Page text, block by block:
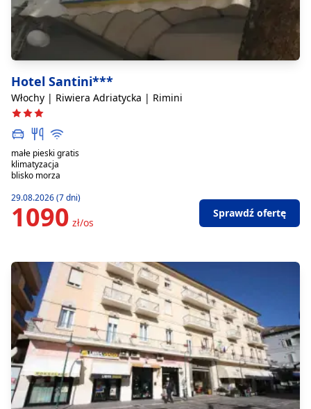
Hotel Santini***
Włochy | Riwiera Adriatycka | Rimini
małe pieski gratis
klimatyzacja
blisko morza
29.08.2026 (7 dni)
1090 zł/os
Sprawdź ofertę